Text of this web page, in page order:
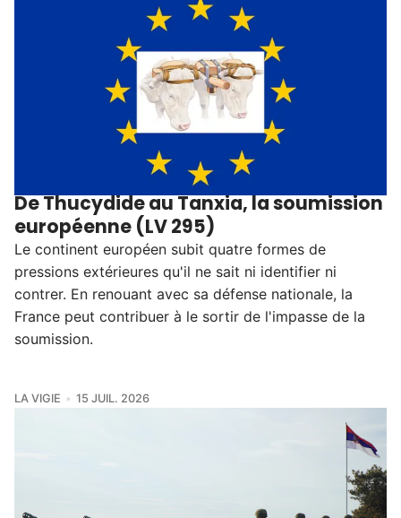
De Thucydide au Tanxia, la soumission
européenne (LV 295)
Le continent européen subit quatre formes de
pressions extérieures qu'il ne sait ni identifier ni
contrer. En renouant avec sa défense nationale, la
France peut contribuer à le sortir de l'impasse de la
soumission.
LA VIGIE 15 JUIL. 2026